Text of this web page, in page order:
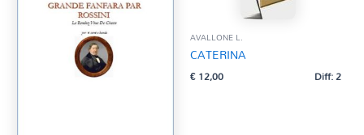
AVALLONE L.
CATERINA
€12,00 Diff: 2